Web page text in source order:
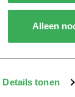
Details tonen
Alleen